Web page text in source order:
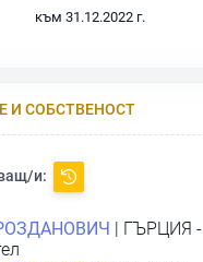
към 31.12.2022 г.
И СОБСТВЕНОСТ
и:
| ГЪРЦИЯ -